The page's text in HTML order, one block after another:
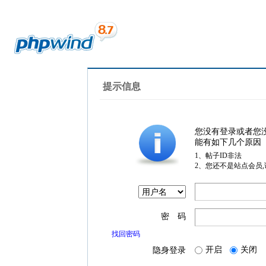
提示信息
您没有登录或者您
能有如下几个原因
1、帖子ID非法
2、您还不是站点会员
密 码
找回密码
隐身登录 开启 关闭